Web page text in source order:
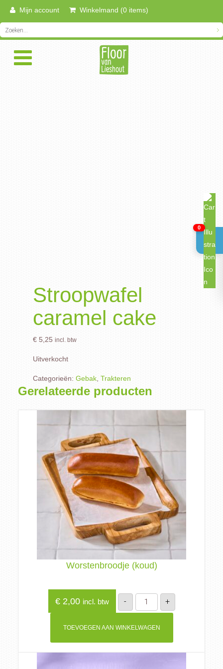
Mijn account Winkelmand (0 items)
Stroopwafel
caramel cake
€5,25 incl. btw
Uitverkocht
Categorieën: Gebak, Trakteren
Gerelateerde producten
Worstenbroodje (koud)
€2,00 incl. btw -
Worstenbroodje
(koud)
aantal
+
TOEVOEGEN AAN WINKELWAGEN
0